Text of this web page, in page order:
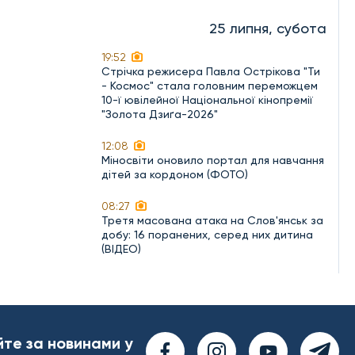
25 липня, субота
19:52
Стрічка режисера Павла Острікова "Ти
- Космос" стала головним переможцем
10-ї ювілейної Національної кінопремії
"Золота Дзиґа-2026"
12:08
Міносвіти оновило портал для навчання
дітей за кордоном (ФОТО)
08:27
Третя масована атака на Слов'янськ за
добу: 16 поранених, серед них дитина
(ВІДЕО)
за новинами у